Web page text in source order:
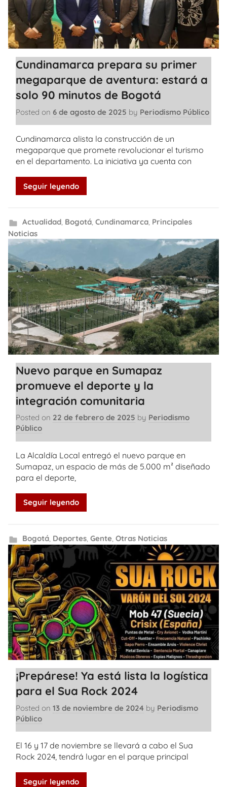
Cundinamarca prepara su primer
megaparque de aventura: estará a
solo 90 minutos de Bogotá
Posted on 6 de agosto de 2025 by Periodismo Público
Cundinamarca alista la construcción de un
megaparque que promete revolucionar el turismo
en el departamento. La iniciativa ya cuenta con
Seguir leyendo
Actualidad, Bogotá, Cundinamarca, Principales
Noticias
Nuevo parque en Sumapaz
promueve el deporte y la
integración comunitaria
Posted on 22 de febrero de 2025 by Periodismo
Público
La Alcaldía Local entregó el nuevo parque en
Sumapaz, un espacio de más de 5.000 m² diseñado
para el deporte,
Seguir leyendo
Bogotá, Deportes, Gente, Otras Noticias
¡Prepárese! Ya está lista la logística
para el Sua Rock 2024
Posted on 13 de noviembre de 2024 by Periodismo
Público
El 16 y 17 de noviembre se llevará a cabo el Sua
Rock 2024, tendrá lugar en el parque principal
Seguir leyendo